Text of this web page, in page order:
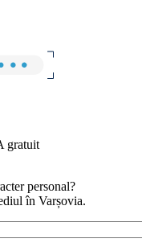
gratuit
personal?
în Varșovia.